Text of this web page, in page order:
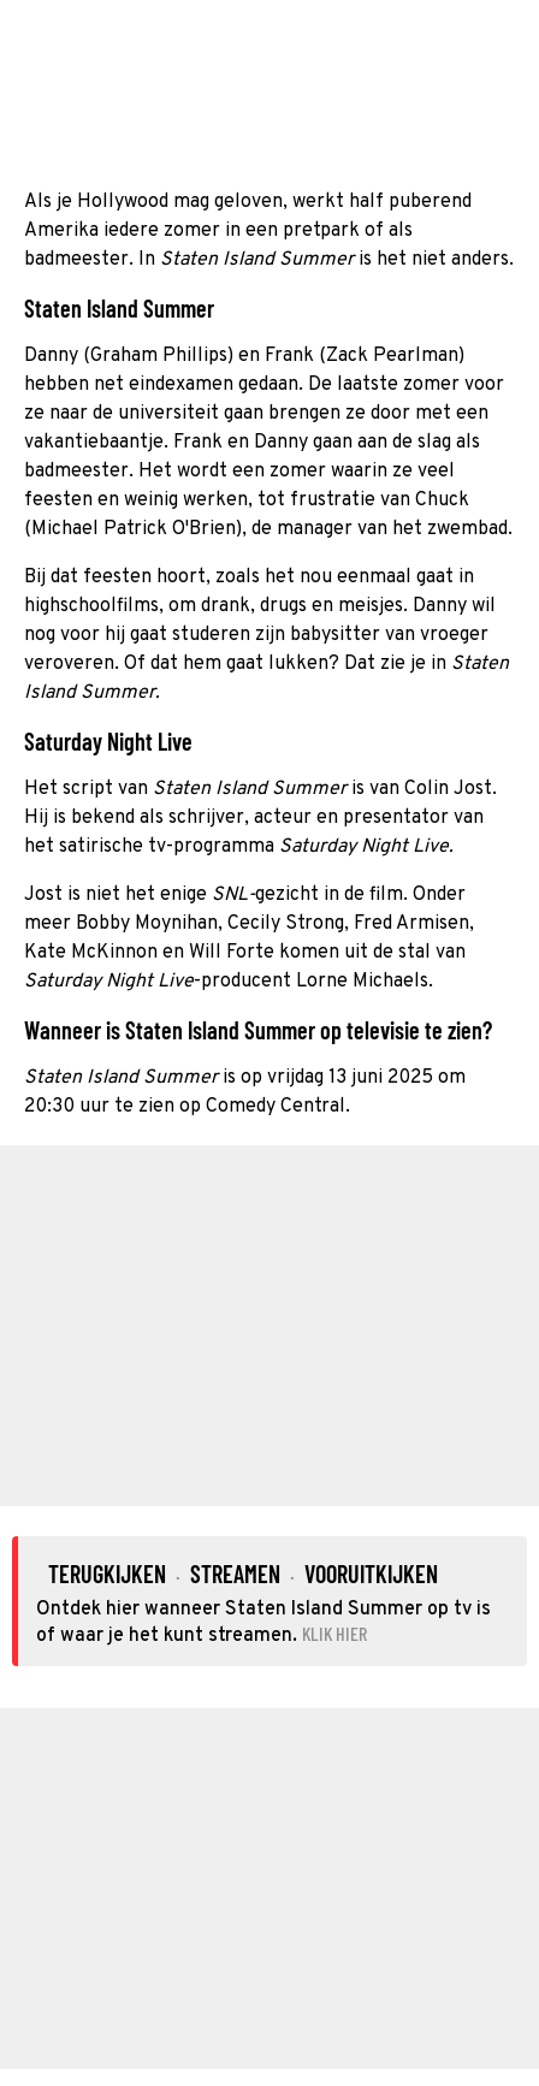
Als je Hollywood mag geloven, werkt half puberend
Amerika iedere zomer in een pretpark of als
badmeester. In Staten Island Summeris het niet anders.
Staten Island Summer
Danny (Graham Phillips) en Frank (Zack Pearlman)
hebben net eindexamen gedaan. De laatste zomer voor
ze naar de universiteit gaan brengen ze door met een
vakantiebaantje. Frank en Danny gaan aan de slag als
badmeester. Het wordt een zomer waarin ze veel
feesten en weinig werken, tot frustratie van Chuck
(Michael Patrick O'Brien), de manager van het zwembad.
Bij dat feesten hoort, zoals het nou eenmaal gaat in
highschoolfilms, om drank, drugs en meisjes. Danny wil
nog voor hij gaat studeren zijn babysitter van vroeger
veroveren. Of dat hem gaat lukken? Dat zie je in Staten
Island Summer.
Saturday Night Live
Het script van Staten Island Summeris van Colin Jost.
Hij is bekend als schrijver, acteur en presentator van
het satirische tv-programma Saturday Night Live.
Jost is niet het enige SNL-gezicht in de film. Onder
meer Bobby Moynihan, Cecily Strong, Fred Armisen,
Kate McKinnon en Will Forte komen uit de stal van
Saturday Night Live-producent Lorne Michaels.
Wanneer is Staten Island Summer op televisie te zien?
Staten Island Summeris op vrijdag 13 juni 2025 om
20:30 uur te zien op Comedy Central.
TERUGKIJKEN · STREAMEN · VOORUITKIJKEN
Ontdek hier wanneer Staten Island Summer op tv is
of waar je het kunt streamen. KLIK HIER